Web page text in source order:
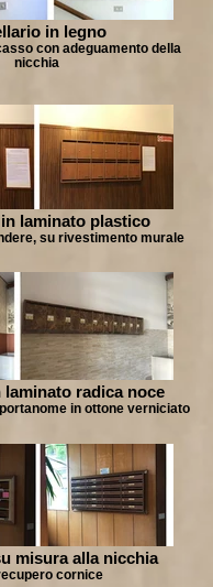
in legno
con adeguamento della
nicchia
laminato plastico
su rivestimento murale
radica noce
in ottone verniciato
misura alla nicchia
cornice